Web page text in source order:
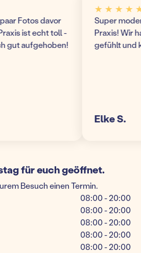
davor
echt toll -
★ ★ ★ ★ ★
Super modern und
Praxis! Wir haben
gefühlt und
Elke S.
für euch geöffnet.
Besuch einen Termin.
08:00 - 20:00
08:00 - 20:00
08:00 - 20:00
08:00 - 20:00
08:00 - 20:00